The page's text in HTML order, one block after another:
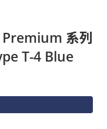
系列
T-4 Blue